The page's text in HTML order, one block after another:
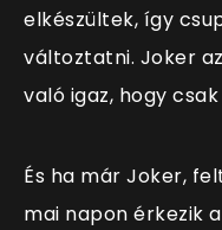
elkészültek, így
változtatni. Joker
való igaz, hogy
És ha már Joker,
mai napon érkezik